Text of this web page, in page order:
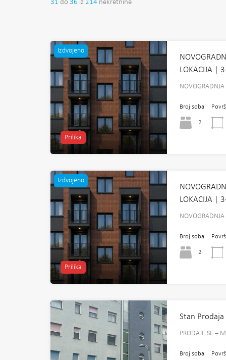
31 do 36 iz 214 nekretnine
Izdvojeno
Prilika
LOKACIJA |
Broj soba
2
Izdvojeno
Prilika
LOKACIJA |
Broj soba
2
Stan
PRODAJE SE –
Broj soba